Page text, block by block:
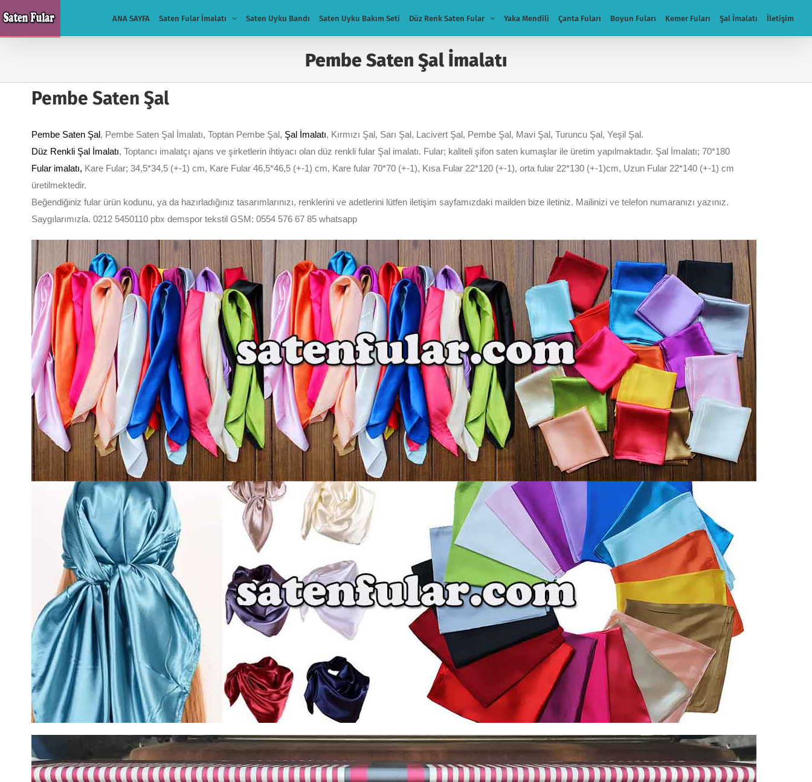
to
content
ANA SAYFA Saten Fular İmalatı Saten Uyku Bandı Saten Uyku Bakım Seti Düz Renk Saten Fular Yaka Mendili Çanta Fuları Boyun Fuları Kemer Fuları Şal İmalatı İletişim
Pembe Saten Şal İmalatı
Pembe Saten Şal
Pembe Saten Şal, Pembe Saten Şal İmalatı, Toptan Pembe Şal, Şal İmalatı, Kırmızı Şal, Sarı Şal, Lacivert Şal, Pembe Şal, Mavi Şal, Turuncu Şal, Yeşil Şal.
Düz Renkli Şal İmalatı, Toptancı imalatçı ajans ve şirketlerin ihtiyacı olan düz renkli fular Şal imalatı. Fular; kaliteli şifon saten kumaşlar ile üretim yapılmaktadır. Şal İmalatı; 70*180
Fular imalatı, Kare Fular; 34,5*34,5 (+-1) cm, Kare Fular 46,5*46,5 (+-1) cm, Kare fular 70*70 (+-1), Kısa Fular 22*120 (+-1), orta fular 22*130 (+-1)cm, Uzun Fular 22*140 (+-1) cm
üretilmektedir.
Beğendiğiniz fular ürün kodunu, ya da hazırladığınız tasarımlarınızı, renklerini ve adetlerini lütfen iletişim sayfamızdaki mailden bize iletiniz. Mailinizi ve telefon numaranızı yazınız.
Saygılarımızla. 0212 5450110 pbx demspor tekstil GSM: 0554 576 67 85 whatsapp